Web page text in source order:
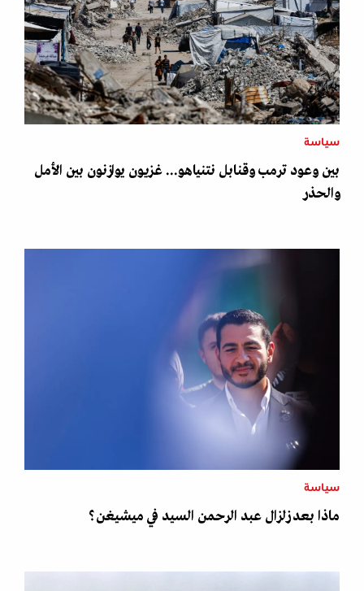
سياسة
بين وعود ترمب وقنابل نتنياهو... غزيون يوازنون بين الأمل
والحذر
سياسة
ماذا بعد زلزال عبد الرحمن السيد في ميشيغن؟